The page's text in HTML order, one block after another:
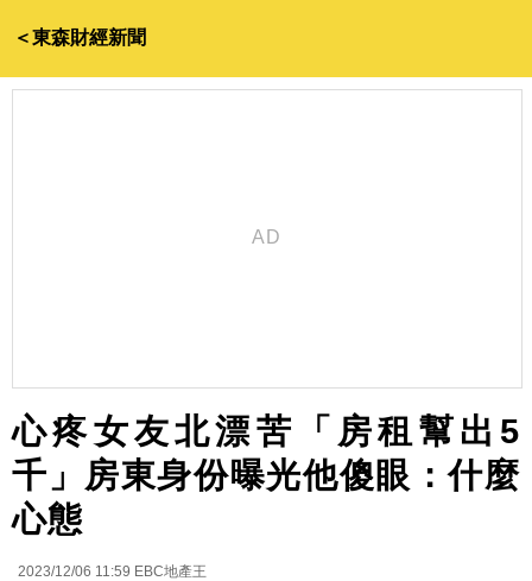
＜東森財經新聞
心疼女友北漂苦「房租幫出5
千」房東身份曝光他傻眼：什麼
心態
2023/12/06 11:59 EBC地產王